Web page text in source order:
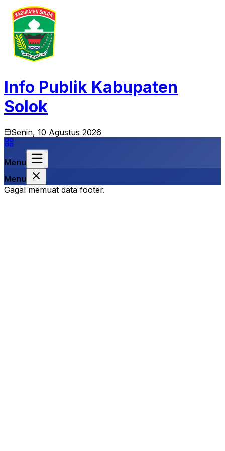
Info Publik Kabupaten
Solok
Senin, 10 Agustus 2026
Menu
Menu
Gagal memuat data footer.